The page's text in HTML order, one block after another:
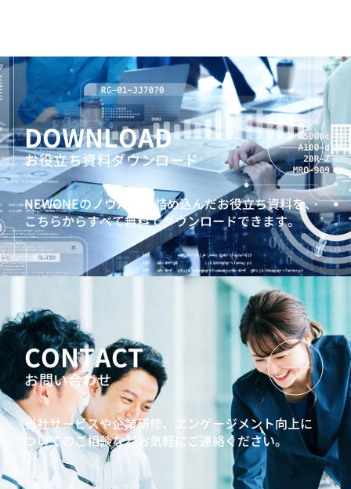
DOWNLOAD
お役立ち資料ダウンロード
NEWONEのノウハウを詰め込んだお役立ち資料を、
こちらからすべて無料でダウンロードできます。
CONTACT
お問い合わせ
当社サービスや企業研修、エンゲージメント向上に
ついてのご相談などお気軽にご連絡ください。